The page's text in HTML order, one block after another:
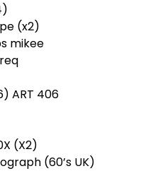
(x2)
mikee
ART 406
(X2)
(60’s UK)